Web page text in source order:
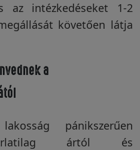
az intézkedéseket 1-2
követően látja
a
pánikszerűen
ártól és